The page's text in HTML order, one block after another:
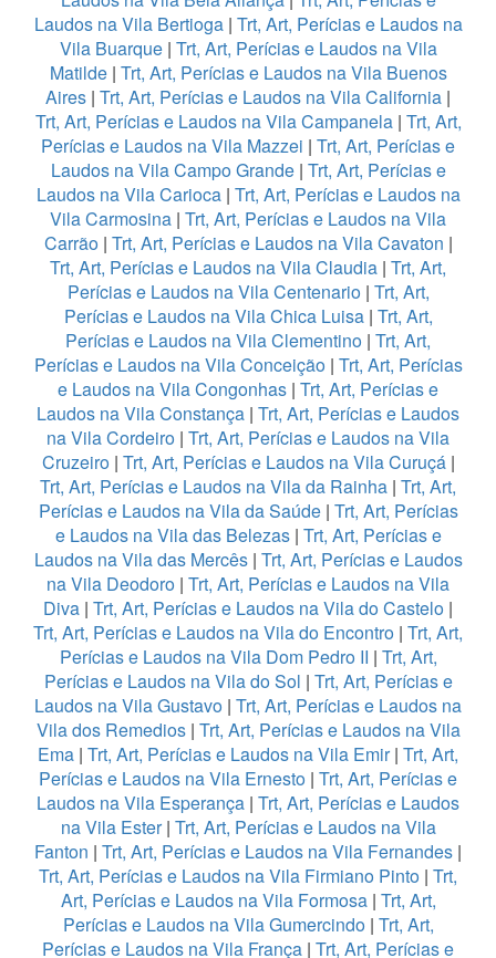
Laudos na Vila Bertioga| Trt, Art, Perícias e Laudos na
Vila Buarque| Trt, Art, Perícias e Laudos na Vila
Matilde| Trt, Art, Perícias e Laudos na Vila Buenos
Aires | Trt, Art, Perícias e Laudos na Vila California |
Trt, Art, Perícias e Laudos na Vila Campanela| Trt, Art,
Perícias e Laudos na Vila Mazzei | Trt, Art, Perícias e
Laudos na Vila Campo Grande| Trt, Art, Perícias e
Laudos na Vila Carioca| Trt, Art, Perícias e Laudos na
Vila Carmosina | Trt, Art, Perícias e Laudos na Vila
Carrão| Trt, Art, Perícias e Laudos na Vila Cavaton |
Trt, Art, Perícias e Laudos na Vila Claudia | Trt, Art,
Perícias e Laudos na Vila Centenario| Trt, Art,
Perícias e Laudos na Vila Chica Luisa | Trt, Art,
Perícias e Laudos na Vila Clementino | Trt, Art,
Perícias e Laudos na Vila Conceição| Trt, Art, Perícias
e Laudos na Vila Congonhas | Trt, Art, Perícias e
Laudos na Vila Constança | Trt, Art, Perícias e Laudos
na Vila Cordeiro | Trt, Art, Perícias e Laudos na Vila
Cruzeiro | Trt, Art, Perícias e Laudos na Vila Curuçá |
Trt, Art, Perícias e Laudos na Vila da Rainha | Trt, Art,
Perícias e Laudos na Vila da Saúde| Trt, Art, Perícias
e Laudos na Vila das Belezas| Trt, Art, Perícias e
Laudos na Vila das Mercês| Trt, Art, Perícias e Laudos
na Vila Deodoro | Trt, Art, Perícias e Laudos na Vila
Diva | Trt, Art, Perícias e Laudos na Vila do Castelo |
Trt, Art, Perícias e Laudos na Vila do Encontro | Trt, Art,
Perícias e Laudos na Vila Dom Pedro II | Trt, Art,
Perícias e Laudos na Vila do Sol | Trt, Art, Perícias e
Laudos na Vila Gustavo | Trt, Art, Perícias e Laudos na
Vila dos Remedios| Trt, Art, Perícias e Laudos na Vila
Ema | Trt, Art, Perícias e Laudos na Vila Emir| Trt, Art,
Perícias e Laudos na Vila Ernesto | Trt, Art, Perícias e
Laudos na Vila Esperança | Trt, Art, Perícias e Laudos
na Vila Ester| Trt, Art, Perícias e Laudos na Vila
Fanton | Trt, Art, Perícias e Laudos na Vila Fernandes |
Trt, Art, Perícias e Laudos na Vila Firmiano Pinto | Trt,
Art, Perícias e Laudos na Vila Formosa| Trt, Art,
Perícias e Laudos na Vila Gumercindo| Trt, Art,
Perícias e Laudos na Vila França | Trt, Art, Perícias e